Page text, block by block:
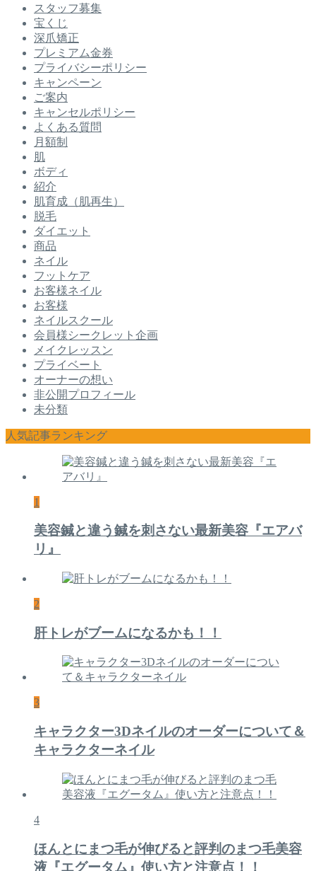
スタッフ募集
宝くじ
深爪矯正
プレミアム金券
プライバシーポリシー
キャンペーン
ご案内
キャンセルポリシー
よくある質問
月額制
肌
ボディ
紹介
肌育成（肌再生）
脱毛
ダイエット
商品
ネイル
フットケア
お客様ネイル
お客様
ネイルスクール
会員様シークレット企画
メイクレッスン
プライベート
オーナーの想い
非公開プロフィール
未分類
人気記事ランキング
1
美容鍼と違う鍼を刺さない最新美容『エアバ
リ』
2
肝トレがブームになるかも！！
3
キャラクター3Dネイルのオーダーについて＆
キャラクターネイル
4
ほんとにまつ毛が伸びると評判のまつ毛美容
液『エグータム』使い方と注意点！！